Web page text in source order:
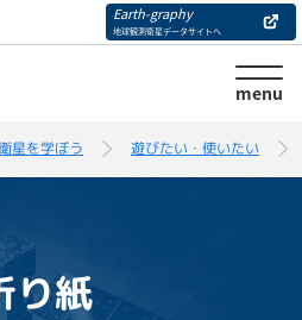
Earth-graphy
地球観測衛星データサイトへ
menu
星を学ぼう 遊びたい・使いたい
り紙